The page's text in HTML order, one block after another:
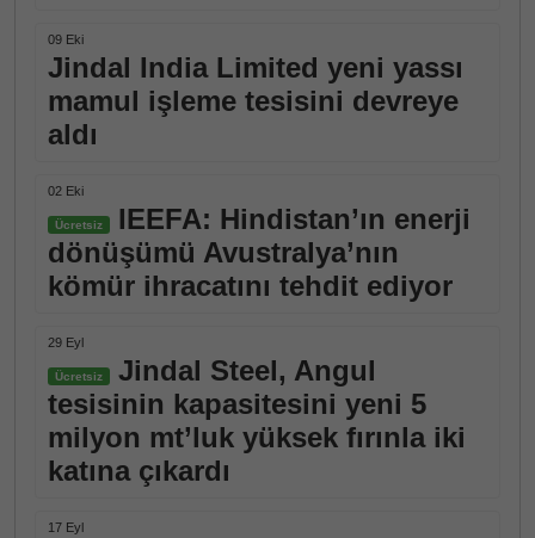
09 Eki
Jindal India Limited yeni yassı
mamul işleme tesisini devreye
aldı
02 Eki
Ücretsiz
IEEFA: Hindistan’ın enerji
dönüşümü Avustralya’nın
kömür ihracatını tehdit ediyor
29 Eyl
Ücretsiz
Jindal Steel, Angul
tesisinin kapasitesini yeni 5
milyon mt’luk yüksek fırınla iki
katına çıkardı
17 Eyl